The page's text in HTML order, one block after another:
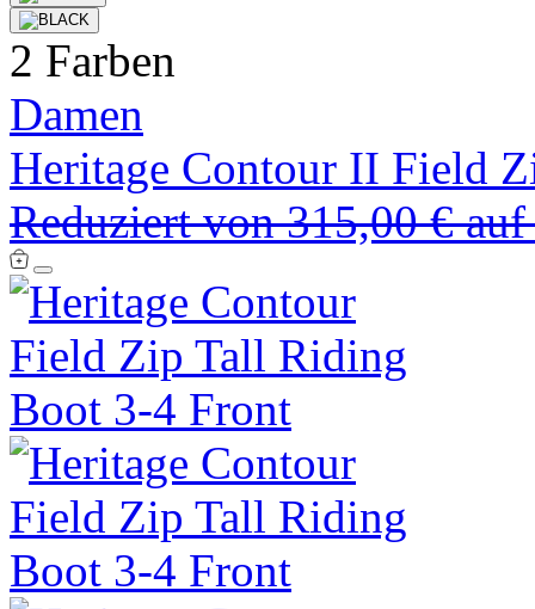
2 Farben
Damen
Heritage Contour II Field
Reduziert von315,00 €